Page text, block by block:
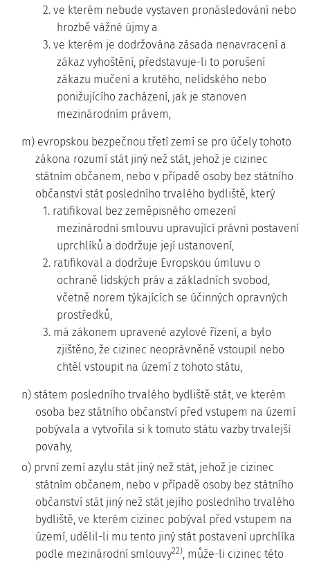
2. ve kterém nebude vystaven pronásledování nebo
hrozbě vážné újmy a
3. ve kterém je dodržována zásada nenavracení a
zákaz vyhoštění, představuje-li to porušení
zákazu mučení a krutého, nelidského nebo
ponižujícího zacházení, jak je stanoven
mezinárodním právem,
m) evropskou bezpečnou třetí zemí se pro účely tohoto
zákona rozumí stát jiný než stát, jehož je cizinec
státním občanem, nebo v případě osoby bez státního
občanství stát posledního trvalého bydliště, který
1. ratifikoval bez zeměpisného omezení
mezinárodní smlouvu upravující právní postavení
uprchlíků a dodržuje její ustanovení,
2. ratifikoval a dodržuje Evropskou úmluvu o
ochraně lidských práv a základních svobod,
včetně norem týkajících se účinných opravných
prostředků,
3. má zákonem upravené azylové řízení, a bylo
zjištěno, že cizinec neoprávněně vstoupil nebo
chtěl vstoupit na území z tohoto státu,
n) státem posledního trvalého bydliště stát, ve kterém
osoba bez státního občanství před vstupem na území
pobývala a vytvořila si k tomuto státu vazby trvalejší
povahy,
o) první zemí azylu stát jiný než stát, jehož je cizinec
státním občanem, nebo v případě osoby bez státního
občanství stát jiný než stát jejího posledního trvalého
bydliště, ve kterém cizinec pobýval před vstupem na
území, udělil-li mu tento jiný stát postavení uprchlíka
podle mezinárodní smlouvy22), může-li cizinec této